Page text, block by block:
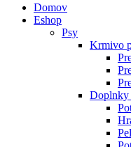
Domov
Eshop
Psy
Krmivo
Doplnky